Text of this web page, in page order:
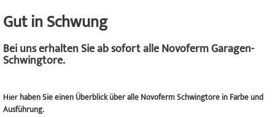
Gut in Schwung
Bei uns erhalten Sie ab sofort alle Novoferm Garagen-
Schwingtore.
Hierhaben Sie einen Überblick über alle Novoferm Schwingtore in Farbe und
Ausführung.